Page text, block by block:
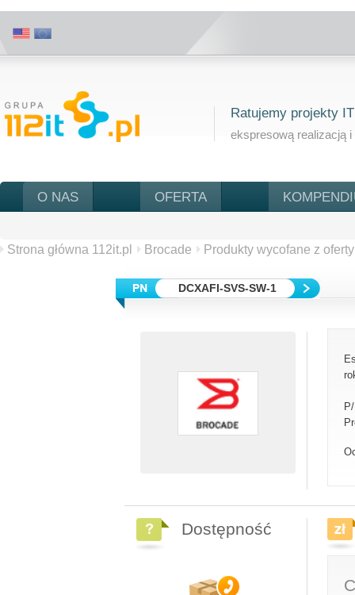
Ratujemy projekty IT
ekspresową realizacją i
O NAS OFERTA
Strona główna 112it.pl Brocade Produkty wycofane z oferty
DCXAFI-SVS-SW-1
Dostępność